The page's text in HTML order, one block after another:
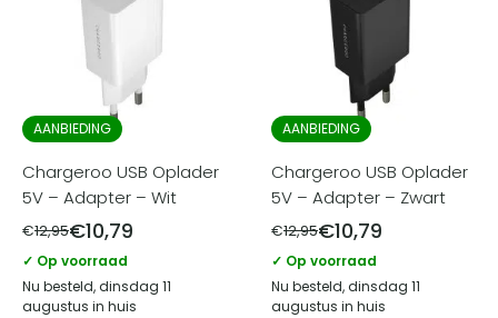
AANBIEDING
Chargeroo USB Oplader
5V – Adapter – Wit
€12,95€10,79
✓ Op voorraad
Nu besteld, dinsdag 11
augustus in huis
AANBIEDING
Chargeroo USB Oplader
5V – Adapter – Zwart
€12,95€10,79
✓ Op voorraad
Nu besteld, dinsdag 11
augustus in huis